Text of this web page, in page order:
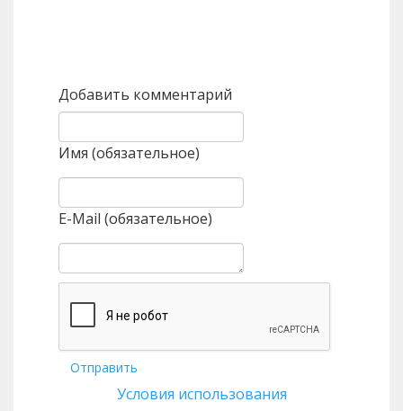
Добавить комментарий
Имя (обязательное)
E-Mail (обязательное)
Отправить
Условия использования